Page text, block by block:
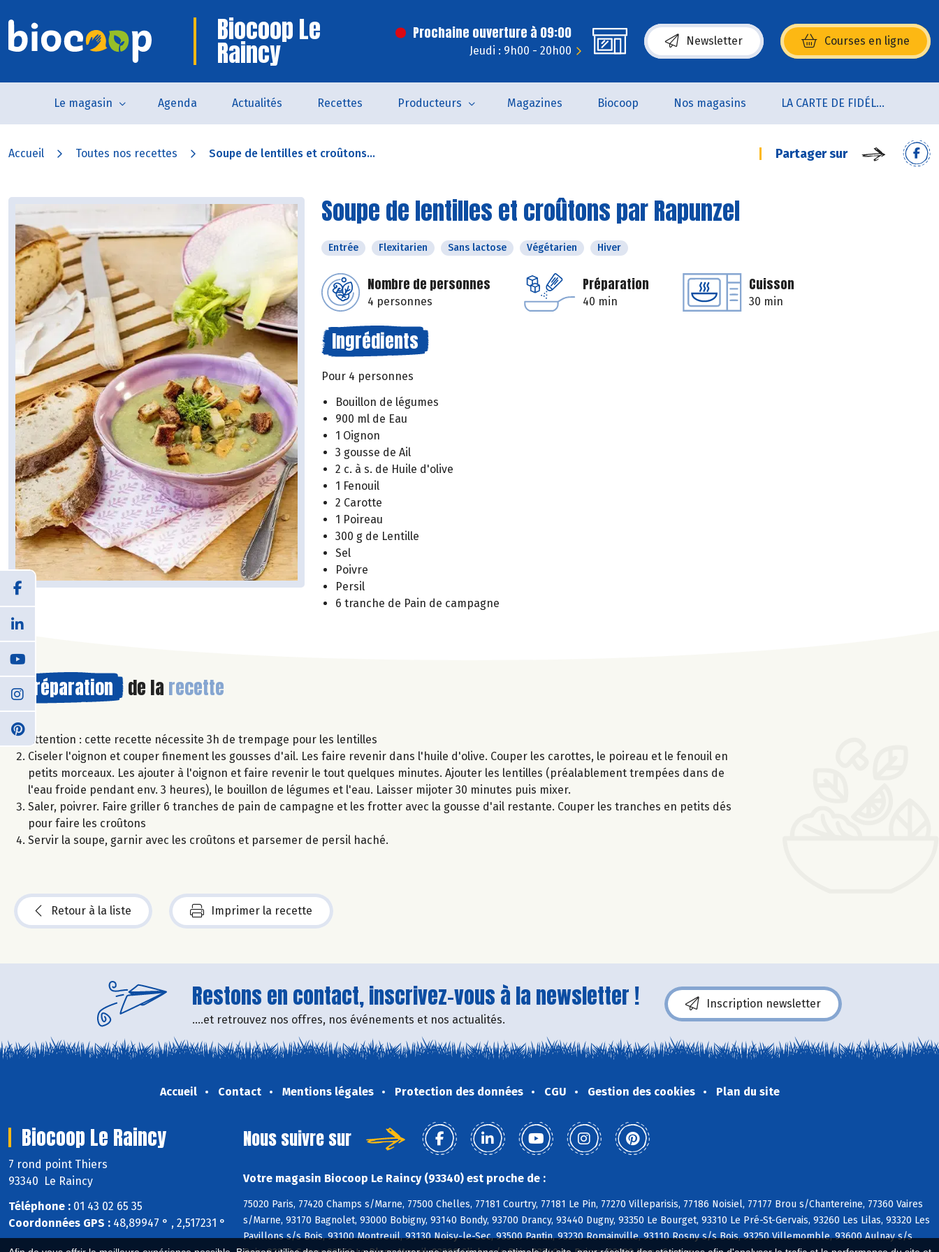
Biocoop Le
Raincy
Prochaine ouverture à 09:00
Jeudi : 9h00 - 20h00
Newsletter Courses en ligne
(s’ouvre dans une nouvelle fenêtre)
Le magasin Agenda Actualités Recettes Producteurs Magazines Biocoop Nos magasins LA CARTE DE FIDÉLITÉ
Accueil Toutes nos recettes Soupe de lentilles et croûtons... Partager sur
Soupe de lentilles et croûtons par Rapunzel
Entrée Flexitarien Sans lactose Végétarien Hiver
Nombre de personnes
4 personnes
Préparation
40 min
Cuisson
30 min
Ingrédients
Pour 4 personnes
Bouillon de légumes
900 ml de Eau
1 Oignon
3 gousse de Ail
2 c. à s. de Huile d'olive
1 Fenouil
2 Carotte
1 Poireau
300 g de Lentille
Sel
Poivre
Persil
6 tranche de Pain de campagne
Préparation de la recette
Attention : cette recette nécessite 3h de trempage pour les lentilles
Ciseler l'oignon et couper finement les gousses d'ail. Les faire revenir dans l'huile d'olive. Couper les carottes, le poireau et le fenouil en
petits morceaux. Les ajouter à l'oignon et faire revenir le tout quelques minutes. Ajouter les lentilles (préalablement trempées dans de
l'eau froide pendant env. 3 heures), le bouillon de légumes et l'eau. Laisser mijoter 30 minutes puis mixer.
Saler, poivrer. Faire griller 6 tranches de pain de campagne et les frotter avec la gousse d'ail restante. Couper les tranches en petits dés
pour faire les croûtons
Servir la soupe, garnir avec les croûtons et parsemer de persil haché.
Retour à la liste Imprimer la recette
Restons en contact, inscrivez-vous à la newsletter !
....et retrouvez nos offres, nos événements et nos actualités.
Inscription newsletter
Accueil Contact Mentions légales Protection des données CGU Gestion des cookies Plan du site
Biocoop Le Raincy
7 rond point Thiers
93340 Le Raincy
Téléphone : 01 43 02 65 35
Coordonnées GPS : 48,89947 ° , 2,517231 °
Nous suivre sur
Votre magasin Biocoop Le Raincy (93340) est proche de :
75020 Paris, 77420 Champs s/Marne, 77500 Chelles, 77181 Courtry, 77181 Le Pin, 77270 Villeparisis, 77186 Noisiel, 77177 Brou s/Chantereine, 77360 Vaires
s/Marne, 93170 Bagnolet, 93000 Bobigny, 93140 Bondy, 93700 Drancy, 93440 Dugny, 93350 Le Bourget, 93310 Le Pré-St-Gervais, 93260 Les Lilas, 93320 Les
Pavillons s/s Bois, 93100 Montreuil, 93130 Noisy-le-Sec, 93500 Pantin, 93230 Romainville, 93110 Rosny s/s Bois, 93250 Villemomble, 93600 Aulnay s/s